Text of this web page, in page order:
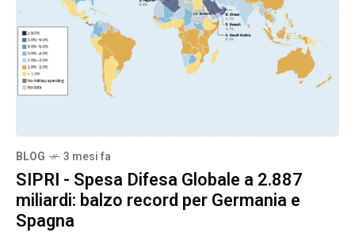
BLOG 3 mesi fa
SIPRI - Spesa Difesa Globale a 2.887
miliardi: balzo record per Germania e
Spagna